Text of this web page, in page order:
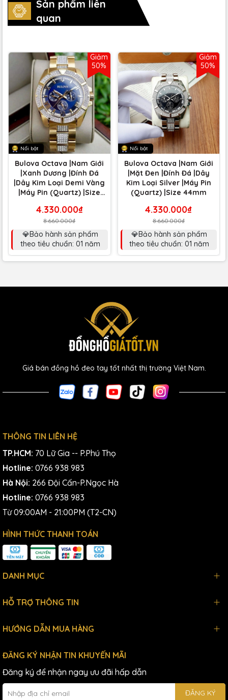
Sản phẩm liên
quan
Giảm
50%
Nổi bật
Bulova Octava |Nam Giới
|Xanh Dương |Đính Đá
|Dây Kim Loại Demi Vàng
|Máy Pin (Quartz) |Size
4.330.000₫
8.660.000₫
💎Bảo hành sản phẩm
theo tiêu chuẩn: 01 năm
Giảm
50%
Nổi bật
Bulova Octava |Nam Giới
|Mặt Đen |Đính Đá |Dây
Kim Loại Silver |Máy Pin
(Quartz) |Size 44mm
4.330.000₫
8.660.000₫
💎Bảo hành sản phẩm
theo tiêu chuẩn: 01 năm
Giá bán đồng hồ đeo tay tốt nhất thị trường Việt Nam.
THÔNG TIN LIÊN HỆ
TP.HCM: 70 Lữ Gia -- P.Phú Thọ
Hotline: 0766 938 983
Hà Nội: 266 Đội Cấn-P.Ngọc Hà
Hotline: 0766 938 983
Từ 09:00AM - 21:00PM (T2-CN)
HÌNH THỨC THANH TOÁN
DANH MỤC
HỖ TRỢ THÔNG TIN
HƯỚNG DẪN MUA HÀNG
ĐĂNG KÝ NHẬN TIN KHUYẾN MÃI
Đăng ký để nhận ngay ưu đãi hấp dẫn
ĐĂNG KÝ